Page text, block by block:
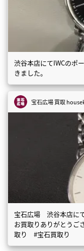
渋谷本店にてIWCのポ
きました。
宝石広場 買取
宝石広場 渋谷本店に
お買取りありがとうご
取り #宝石買取り